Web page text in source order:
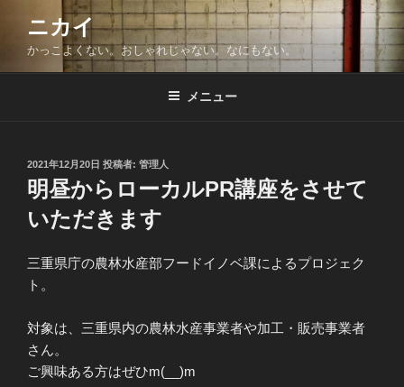
ン
ニカイ
かっこよくない。おしゃれじゃない。なにもない。
メニュー
投
稿
日:
2021年12月20日 投稿者: 管理人
明昼からローカルPR講座をさせて
いただきます
三重県庁の農林水産部フードイノベ課によるプロジェク
ト。
対象は、三重県内の農林水産事業者や加工・販売事業者
さん。
ご興味ある方はぜひm(__)m